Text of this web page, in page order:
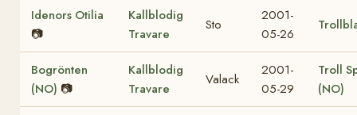
Idenors Otilia
📷
Kallblodig
Travare
Sto
2001-
05-26
Bogrönten
(NO) 📷
Kallblodig
Travare
Valack
2001-
05-29
Troll
(NO)